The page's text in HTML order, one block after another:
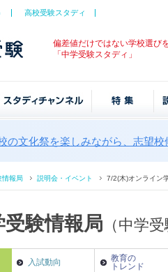
高校受験スタディ
偏差値だけではない学校選び
「中学受験スタディ」
の文化祭を楽しみながら、志望校
情報局 説明会・イベント 7/2(木)オンライン
験情報局 （中学
入試動向
教育の
トレンド